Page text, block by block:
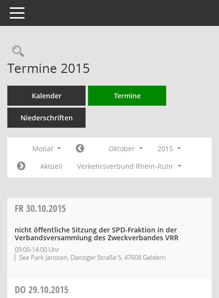
Toggle navigation
Rechercheauswahl
Termine 2015
Kalender Termine
Niederschriften
Monat Oktober
2015
Aktuell
Verkehrsverbund Rhein-Ruhr
FR30.10.2015
nicht öffentliche Sitzung der SPD-Fraktion in der
Verbandsversammlung des Zweckverbandes VRR
09:00-14:00 Uhr
See Park Janssen, Danziger Straße 5, 47608 Geldern
DO 29.10.2015